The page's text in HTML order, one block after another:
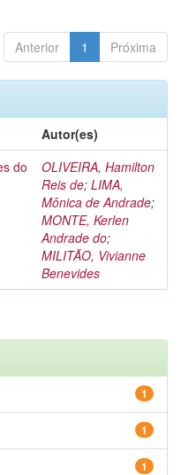
Anterior 1 Próxima
Autor(es)
do
OLIVEIRA, Hamilton
Reis de; LIMA,
Mônica de Andrade;
MONTE, Kerlen
Andrade do;
MILITÃO, Vivianne
Benevides
1
1
1